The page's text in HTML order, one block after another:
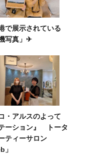
で展示されている
写真」✈
・アルスのよって
ーション』 トータ
ティーサロン
」